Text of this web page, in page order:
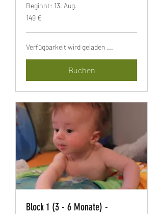
Beginnt: 13. Aug.
149
Euro
149 €
Verfügbarkeit wird geladen ...
Buchen
Block 1 (3 - 6 Monate) -